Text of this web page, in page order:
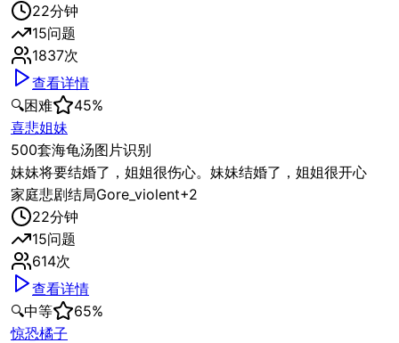
22分钟
15问题
1837次
查看详情
🔍困难 45%
喜悲姐妹
500套海龟汤图片识别
妹妹将要结婚了，姐姐很伤心。妹妹结婚了，姐姐很开心
家庭悲剧结局Gore_violent+2
22分钟
15问题
614次
查看详情
🔍中等 65%
惊恐橘子